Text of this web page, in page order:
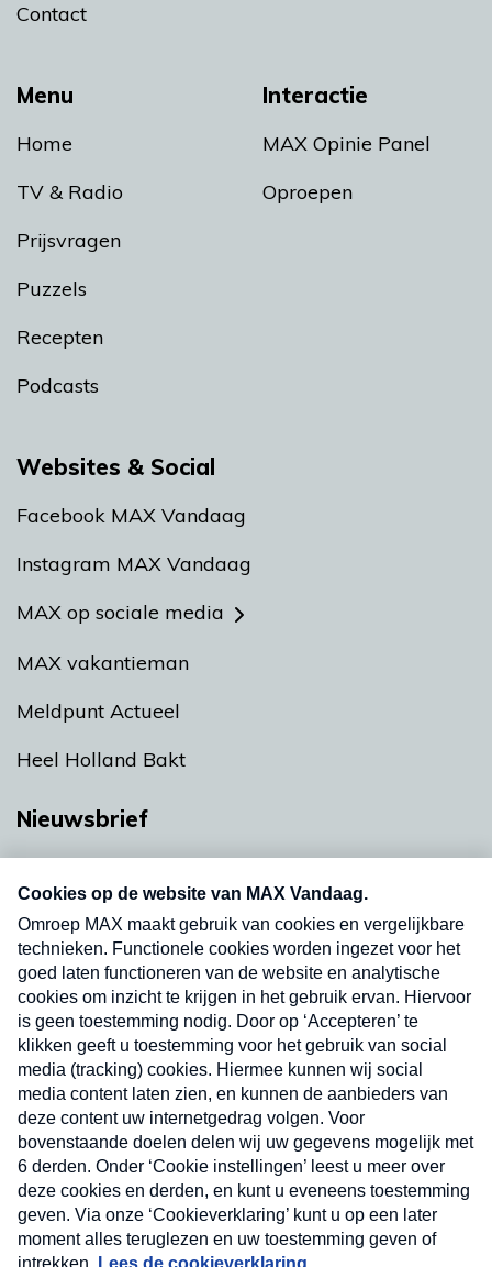
Menu
Home
TV & Radio
Prijsvragen
Puzzels
Recepten
Podcasts
Interactie
MAX Opinie Panel
Oproepen
Contact
Websites & Social
Facebook MAX Vandaag
Instagram MAX Vandaag
MAX op sociale media
MAX vakantieman
Meldpunt Actueel
Heel Holland Bakt
Nieuwsbrief
Neem hier een gratis abonnement op onze
nieuwsbrief. Elke vrijdag- en dinsdagochtend in
uw mailbox.
Verzend
Nieuwsbrief
Neem hier een gratis abonnement op onze
nieuwsbrief. Elke vrijdag- en dinsdagochtend in uw